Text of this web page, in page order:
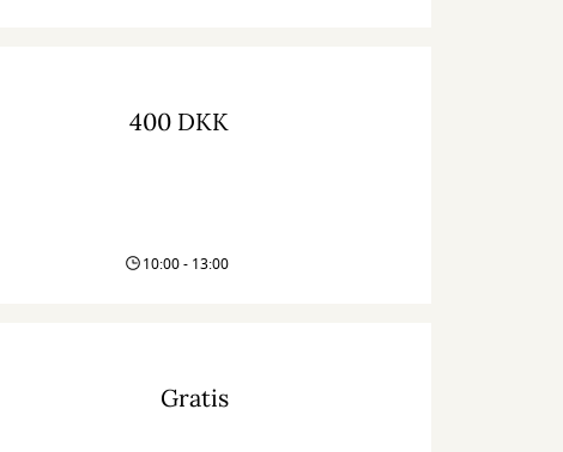
400 DKK
10:00 - 13:00
Gratis